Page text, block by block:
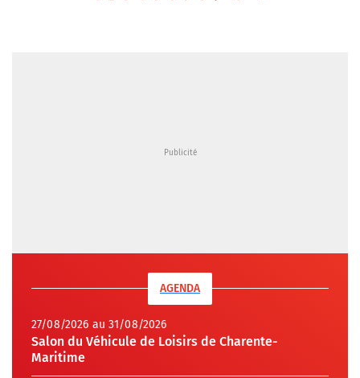
AGENDA
27/08/2026 au 31/08/2026
Salon du Véhicule de Loisirs de Charente-
Maritime